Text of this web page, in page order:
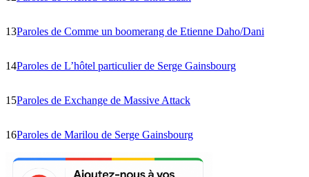
13Paroles de Comme un boomerang de Etienne Daho/Dani
14Paroles de L’hôtel particulier de Serge Gainsbourg
15Paroles de Exchange de Massive Attack
16Paroles de Marilou de Serge Gainsbourg